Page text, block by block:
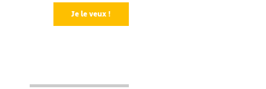
Je le veux !